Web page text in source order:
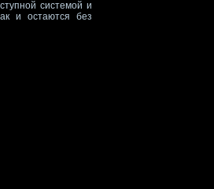
системой и
и остаются без